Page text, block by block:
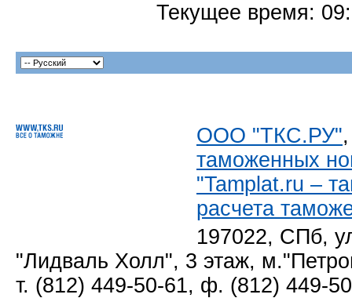
Текущее время:
ООО "ТКС.РУ"
таможенных
"Tamplat.ru –
расчета
197022, СПб,
"Лидваль Холл", 3 этаж,
т. (812) 449-50-61, ф. (812) 449-